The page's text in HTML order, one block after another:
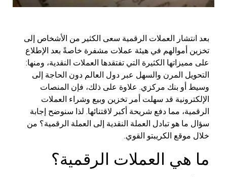
بعد انتشار العملات الرقمية سعى الكثير من الأشخاص إلى
تخزين أموالهم في هيئة عملات مشفرة خاصةً بعد الإطلاع
على مميزاتها الكثيرة التي تفتقدها العملات النقدية، ومنها:
التحويل المرن والسهل عبر دول العالم دون الحاجة إلى
وسيط أو بنك مركزي. علاوة على ذلك، فإن المنصات
الإلكترونية قد سهلت أمر تخزين وبيع وشراء العملات
الرقمية، مما دفع شريحة أكبر لاقتنائها. لذا سنوضح إجابة
سؤال ما هو تبادل العملة النقدية إلى العملة الرقمية؟ من
خلال موقع الكريبتو القوي.
ما هي العملات الرقمية؟